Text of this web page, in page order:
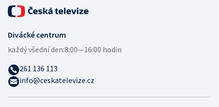
Divácké centrum
každý všední den:8:00—16:00 hodin
261 136 113
info@ceskatelevize.cz